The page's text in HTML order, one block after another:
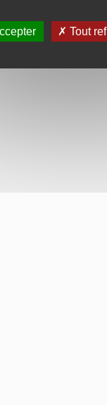
Tout